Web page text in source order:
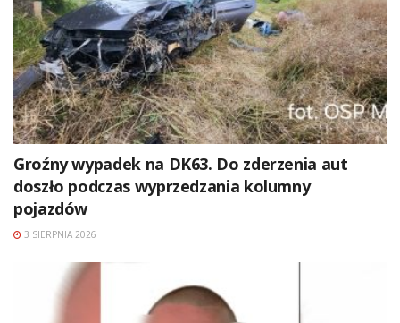
Groźny wypadek na DK63. Do zderzenia aut
doszło podczas wyprzedzania kolumny
pojazdów
3 SIERPNIA 2026